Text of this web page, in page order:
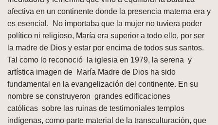
afectiva en un continente donde la presencia materna era y
es esencial. No importaba que la mujer no tuviera poder
político ni religioso, María era superior a todo ello, por ser
la madre de Dios y estar por encima de todos sus santos.
Tal como lo reconoció la iglesia en 1979, la serena y
artística imagen de María Madre de Dios ha sido
fundamental en la evangelización del continente. En su
nombre se construyeron grandes edificaciones
católicas sobre las ruinas de testimoniales templos
indígenas, como parte material de la transculturación, que